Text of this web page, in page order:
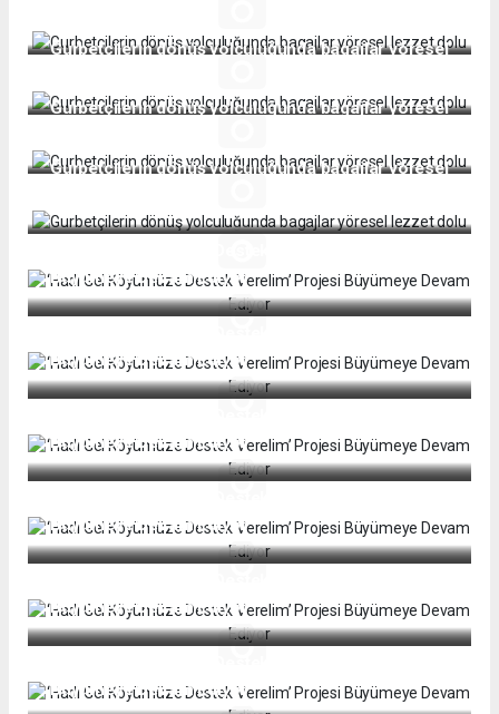
Gurbetçilerin dönüş yolculuğunda bagajlar yöresel
Gurbetçilerin dönüş yolculuğunda bagajlar yöresel
Gurbetçilerin dönüş yolculuğunda bagajlar yöresel
Büyümeye Devam Ediyor
Büyümeye Devam Ediyor
Büyümeye Devam Ediyor
Büyümeye Devam Ediyor
Büyümeye Devam Ediyor
Büyümeye Devam Ediyor